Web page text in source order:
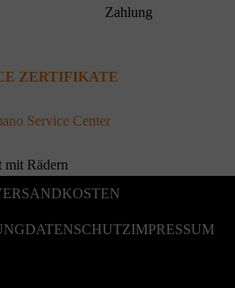
ZERTIFIKATE
DATENSCHUTZIMPRESSUM